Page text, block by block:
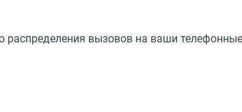
распределения вызовов на ваши